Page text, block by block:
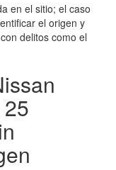
en el sitio; el caso
el origen y
delitos como el